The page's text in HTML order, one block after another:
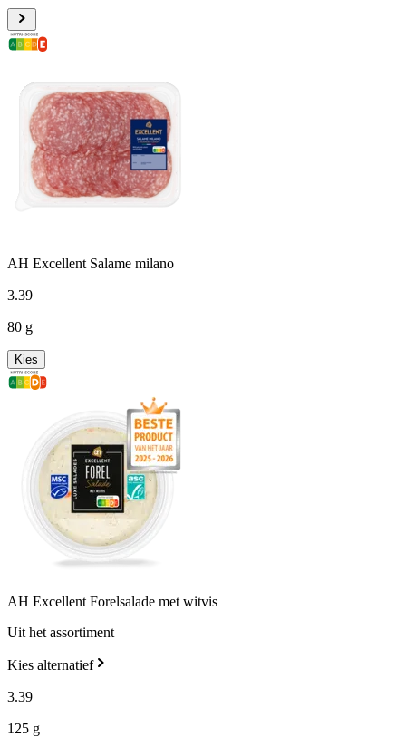
AH Excellent Salame milano
3.39
80 g
Kies
AH Excellent Forelsalade met witvis
Uit het assortiment
Kies alternatief
3.39
125 g